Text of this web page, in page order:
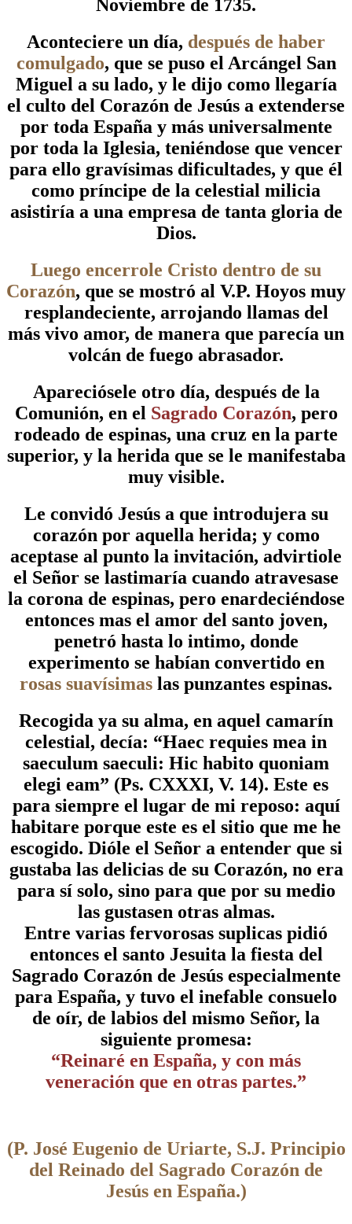
Noviembre de 1735.
Aconteciere un día, después de haber
comulgado, que se puso el Arcángel San
Miguel a su lado, y le dijo como llegaría
el culto del Corazón de Jesús a extenderse
por toda España y más universalmente
por toda la Iglesia, teniéndose que vencer
para ello gravísimas dificultades, y que él
como príncipe de la celestial milicia
asistiría a una empresa de tanta gloria de
Dios.
Luego encerrole Cristo dentro de su
Corazón, que se mostró al V.P. Hoyos muy
resplandeciente, arrojando llamas del
más vivo amor, de manera que parecía un
volcán de fuego abrasador.
Apareciósele otro día, después de la
Comunión, en el Sagrado Corazón, pero
rodeado de espinas, una cruz en la parte
superior, y la herida que se le manifestaba
muy visible.
Le convidó Jesús a que introdujera su
corazón por aquella herida; y como
aceptase al punto la invitación, advirtiole
el Señor se lastimaría cuando atravesase
la corona de espinas, pero enardeciéndose
entonces mas el amor del santo joven,
penetró hasta lo intimo, donde
experimento se habían convertido en
rosas suavísimas las punzantes espinas.
Recogida ya su alma, en aquel camarín
celestial, decía: “Haec requies mea in
saeculum saeculi: Hic habito quoniam
elegi eam” (Ps. CXXXI, V. 14). Este es
para siempre el lugar de mi reposo: aquí
habitare porque este es el sitio que me he
escogido. Dióle el Señor a entender que si
gustaba las delicias de su Corazón, no era
para sí solo, sino para que por su medio
las gustasen otras almas.
Entre varias fervorosas suplicas pidió
entonces el santo Jesuita la fiesta del
Sagrado Corazón de Jesús especialmente
para España, y tuvo el inefable consuelo
de oír, de labios del mismo Señor, la
siguiente promesa:
“Reinaré en España, y con más
veneración que en otras partes.”
(P. José Eugenio de Uriarte, S.J. Principio
del Reinado del Sagrado Corazón de
Jesús en España.)